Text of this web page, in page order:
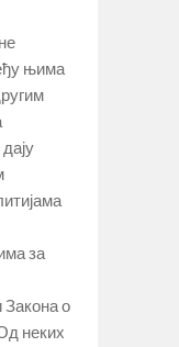
њима
за
о
неких